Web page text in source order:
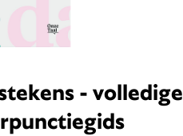
- volledige